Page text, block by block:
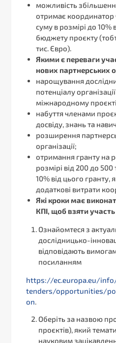
можливість
отримає координатор
суму в розмірі до 10%
бюджету проєкту
тис. Євро).
Якими є переваги
нових партнерських
нарощування
потенціалу
міжнародному
набуття членами
досвіду, знань та
розширення
організації;
отримання гранту на
розмірі від 200 до
10% від цього гранту,
додаткові витрати
Які кроки має
КПІ, щоб взяти участь
Ознайомтеся з
дослідницько-
відповідають
посиланням
https://ec.europa.eu/
tenders/opportunities/
on.
Оберіть за назвою
проєктів), який
науковим